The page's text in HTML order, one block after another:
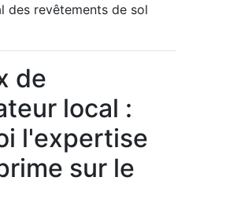
des revêtements de sol
de
local :
l'expertise
sur le